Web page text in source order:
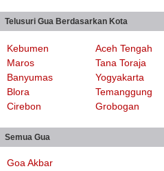
Telusuri Gua Berdasarkan Kota
Kebumen Aceh Tengah
Maros
Tana Toraja
Banyumas
Yogyakarta
Blora
Temanggung
Cirebon
Grobogan
Semua Gua
Goa Akbar